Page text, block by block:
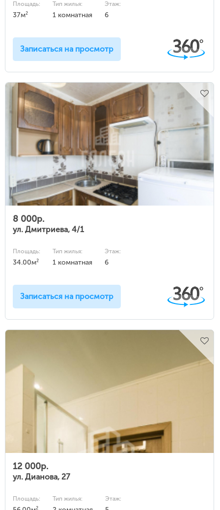
Площадь:
37м2
Тип жилья:
1 комнатная
Этаж:
6
Записаться на просмотр
8 000р.
ул. Дмитриева, 4/1
Площадь:
34.00м2
Тип жилья:
1 комнатная
Этаж:
6
Записаться на просмотр
12 000р.
ул. Дианова, 27
Площадь:
2
Тип жилья: Этаж: